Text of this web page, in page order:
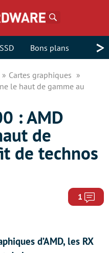
SSD Bons plans >
Cartes graphiques
le haut de gamme au
: AMD
de
de technos
1
d’AMD, les RX